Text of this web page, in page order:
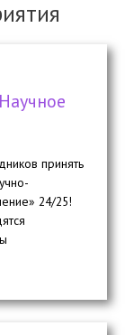
принять
24/25!